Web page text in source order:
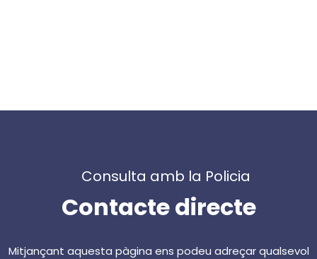
Consulta amb la Policia
Contacte directe
Mitjançant aquesta pàgina ens podeu adreçar qualsevol